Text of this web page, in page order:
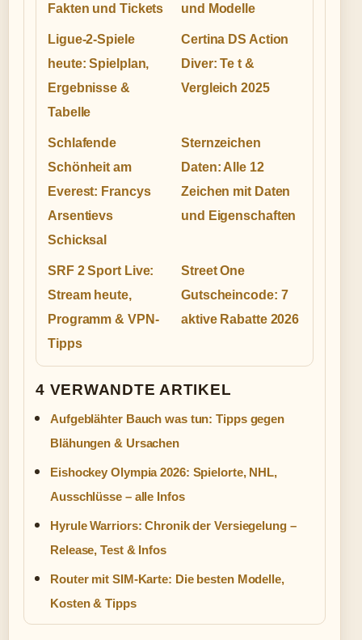
Fakten und Tickets
und Modelle
Ligue-2-Spiele
heute: Spielplan,
Ergebnisse &
Tabelle
Certina DS Action
Diver: Te t &
Vergleich 2025
Schlafende
Schönheit am
Everest: Francys
Arsentievs
Schicksal
Sternzeichen
Daten: Alle 12
Zeichen mit Daten
und Eigenschaften
SRF 2 Sport Live:
Stream heute,
Programm & VPN-
Tipps
Street One
Gutscheincode: 7
aktive Rabatte 2026
4 VERWANDTE ARTIKEL
Aufgeblähter Bauch was tun: Tipps gegen
Blähungen & Ursachen
Eishockey Olympia 2026: Spielorte, NHL,
Ausschlüsse – alle Infos
Hyrule Warriors: Chronik der Versiegelung –
Release, Test & Infos
Router mit SIM-Karte: Die besten Modelle,
Kosten & Tipps